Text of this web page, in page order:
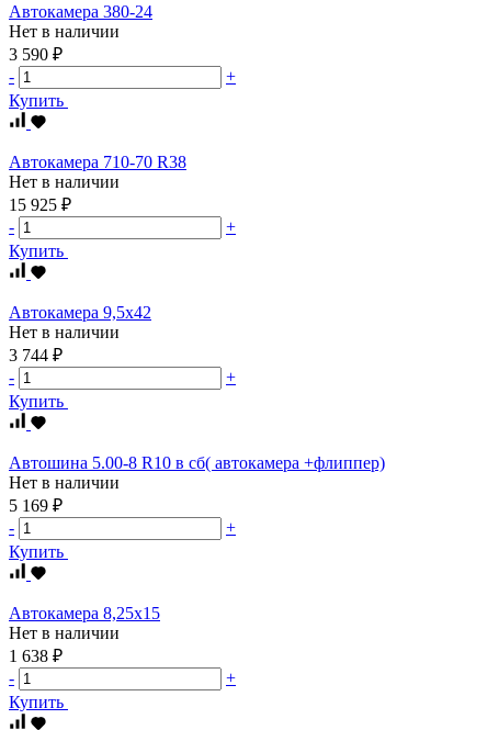
Автокамера 380-24
Нет в наличии
3 590 ₽
-
+
Купить
Автокамера 710-70 R38
Нет в наличии
15 925 ₽
-
+
Купить
Автокамера 9,5х42
Нет в наличии
3 744 ₽
-
+
Купить
Автошина 5.00-8 R10 в сб( автокамера +флиппер)
Нет в наличии
5 169 ₽
-
+
Купить
Автокамера 8,25х15
Нет в наличии
1 638 ₽
-
+
Купить